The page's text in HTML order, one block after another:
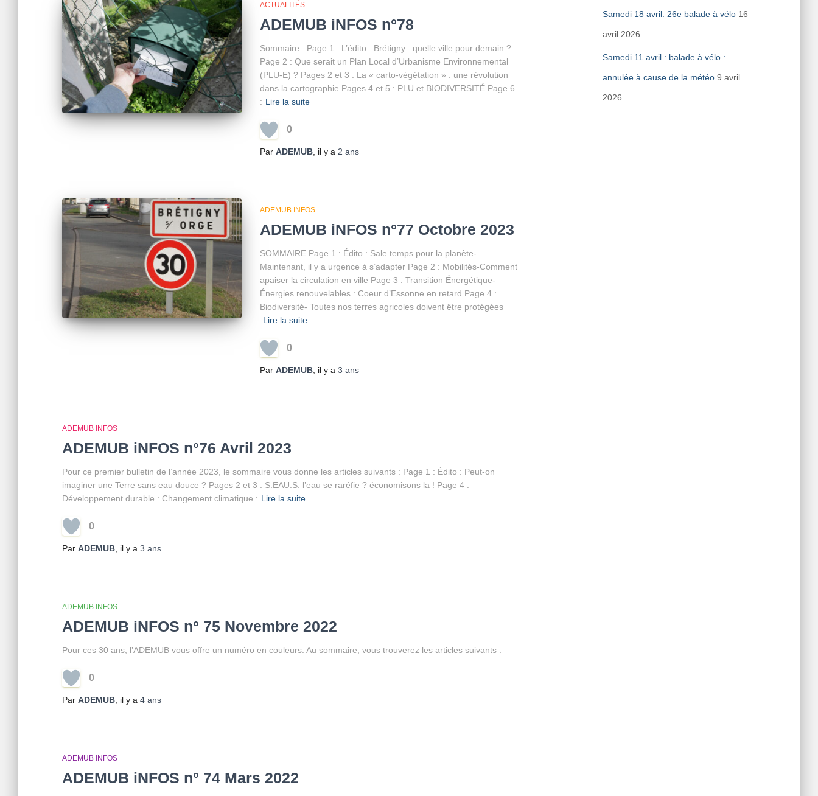
ACTUALITÉS
ADEMUB iNFOS n°78
Sommaire : Page 1 : L’édito : Brétigny : quelle ville pour demain ?
Page 2 : Que serait un Plan Local d’Urbanisme Environnemental
(PLU-E) ? Pages 2 et 3 : La « carto-végétation » : une révolution
dans la cartographie Pages 4 et 5 : PLU et BIODIVERSITÉ Page 6
: Lire la suite
0
Par ADEMUB , il y a 2 ans
ADEMUB INFOS
ADEMUB iNFOS n°77 Octobre 2023
SOMMAIRE Page 1 : Édito : Sale temps pour la planète-
Maintenant, il y a urgence à s’adapter Page 2 : Mobilités-Comment
apaiser la circulation en ville Page 3 : Transition Énergétique-
Énergies renouvelables : Coeur d’Essonne en retard Page 4 :
Biodiversité- Toutes nos terres agricoles doivent être protégées
Lire la suite
0
Par ADEMUB , il y a 3 ans
ADEMUB INFOS
ADEMUB iNFOS n°76 Avril 2023
Pour ce premier bulletin de l’année 2023, le sommaire vous donne les articles suivants : Page 1 : Édito : Peut-on
imaginer une Terre sans eau douce ? Pages 2 et 3 : S.EAU.S. l’eau se raréfie ? économisons la ! Page 4 :
Développement durable : Changement climatique : Lire la suite
0
Par ADEMUB , il y a 3 ans
ADEMUB INFOS
ADEMUB iNFOS n° 75 Novembre 2022
Pour ces 30 ans, l’ADEMUB vous offre un numéro en couleurs. Au sommaire, vous trouverez les articles suivants :
0
Par ADEMUB , il y a 4 ans
ADEMUB INFOS
ADEMUB iNFOS n° 74 Mars 2022
Samedi 18 avril: 26e balade à vélo 16
avril 2026
Samedi 11 avril : balade à vélo :
annulée à cause de la météo 9 avril
2026